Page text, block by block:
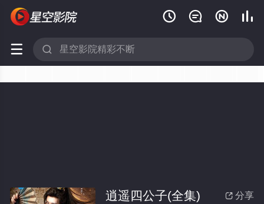
   
 
 分享
逍遥四公子(全集)